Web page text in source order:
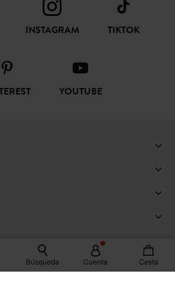
Búsqueda Cuenta Cesta
INSTAGRAM TIKTOK
YOUTUBE